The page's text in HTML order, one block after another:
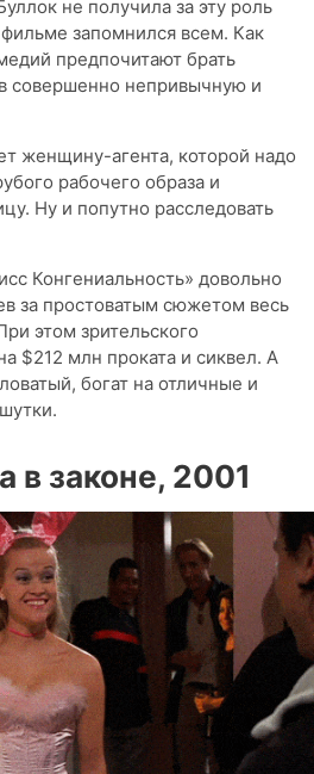
не получила за эту роль
запомнился всем. Как
предпочитают брать
совершенно непривычную и
женщину-агента, которой надо
рабочего образа и
Ну и попутно расследовать
Конгениальность» довольно
за простоватым сюжетом весь
этом зрительского
$212 млн проката и сиквел. А
богат на отличные и
в законе, 2001